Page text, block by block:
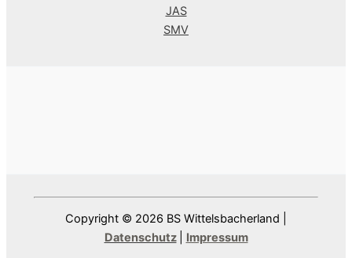
JAS
SMV
Copyright © 2026 BS Wittelsbacherland |
Datenschutz
Impressum